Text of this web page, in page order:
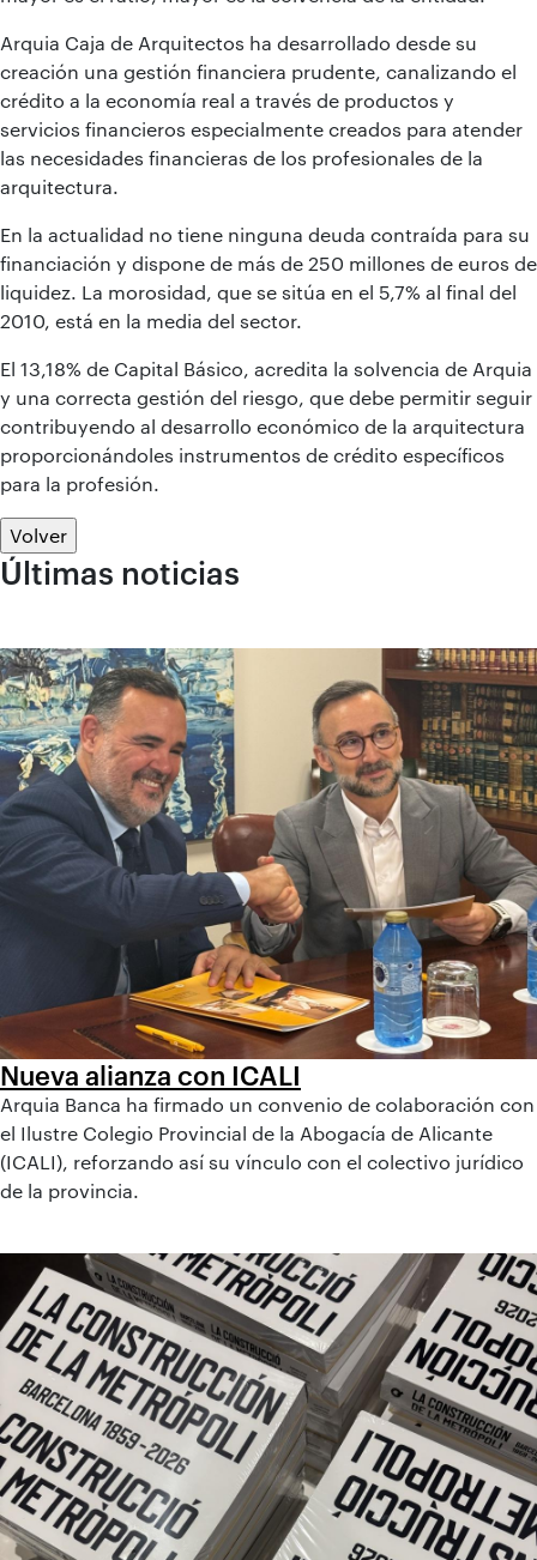
Arquia Caja de Arquitectos ha desarrollado desde su
creación una gestión financiera prudente, canalizando el
crédito a la economía real a través de productos y
servicios financieros especialmente creados para atender
las necesidades financieras de los profesionales de la
arquitectura.
En la actualidad no tiene ninguna deuda contraída para su
financiación y dispone de más de 250 millones de euros de
liquidez. La morosidad, que se sitúa en el 5,7% al final del
2010, está en la media del sector.
El 13,18% de Capital Básico, acredita la solvencia de Arquia
y una correcta gestión del riesgo, que debe permitir seguir
contribuyendo al desarrollo económico de la arquitectura
proporcionándoles instrumentos de crédito específicos
para la profesión.
Volver
Últimas noticias
Nueva alianza con ICALI
Arquia Banca ha firmado un convenio de colaboración con
el Ilustre Colegio Provincial de la Abogacía de Alicante
(ICALI), reforzando así su vínculo con el colectivo jurídico
de la provincia.